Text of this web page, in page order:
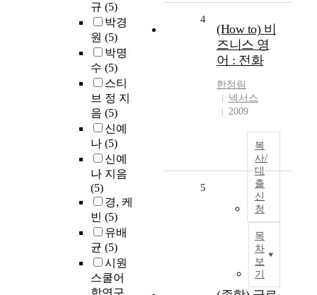
규 (5)
박경
원 (5)
박명
수 (5)
스티
브 정 지
음 (5)
신예
나 (5)
신예
나 지음
(5)
경, 케
빈 (5)
유배
균 (5)
시원
스쿨어
4
(How to) 비
즈니스 영
어 : 전화
한정림
넥서스
2009
복
사/
대
출
신
청
목
차
보
기
5